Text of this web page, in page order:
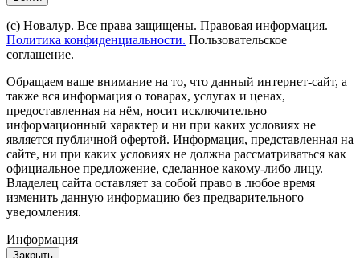
(с) Новалур. Все права защищены. Правовая информация.
Политика конфиденциальности. Пользовательское
соглашение.
Обращаем ваше внимание на то, что данный интернет-сайт, а
также вся информация о товарах, услугах и ценах,
предоставленная на нём, носит исключительно
информационный характер и ни при каких условиях не
является публичной офертой. Информация, представленная на
сайте, ни при каких условиях не должна рассматриваться как
официальное предложение, сделанное какому-либо лицу.
Владелец сайта оставляет за собой право в любое время
изменить данную информацию без предварительного
уведомления.
Информация
Закрыть